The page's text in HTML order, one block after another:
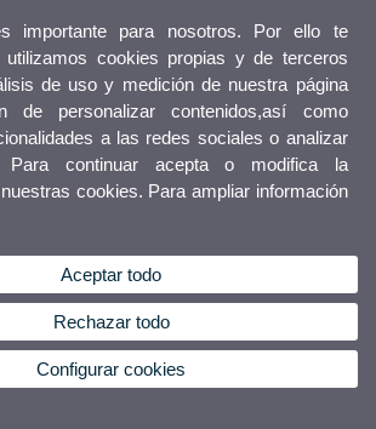
importante para nosotros. Por ello te
utilizamos cookies propias y de terceros
de uso y medición de nuestra página
personalizar contenidos,así como
a las redes sociales o analizar
Para continuar acepta o modifica la
cookies. Para ampliar información
Aceptar todo
Rechazar todo
Configurar cookies